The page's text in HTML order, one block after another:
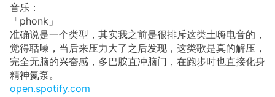
音乐：
「phonk」
准确说是一个类型，其实我之前是很排斥这类土嗨电音的，
觉得聒噪，当后来压力大了之后发现，这类歌是真的解压，
完全无脑的兴奋感，多巴胺直冲脑门，在跑步时也直接化身
精神氮泵。
open.spotify.com